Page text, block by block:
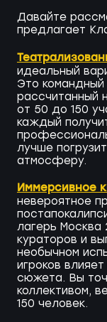
Давайте
предлагает
идеальный
Это
рассчитанный
от 50 до 150
каждый
лучше
атмосферу.
Иммерсивное
невероятное
лагерь Москва
кураторов и
необычном
игроков
сюжета. Вы
коллективом,
150 человек.